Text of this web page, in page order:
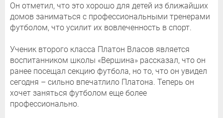
Он отметил, что это хорошо для детей из ближайших
домов заниматься с профессиональными тренерами
футболом, что усилит их вовлеченность в спорт.
Ученик второго класса Платон Власов является
воспитанником школы «Вершина» рассказал, что он
ранее посещал секцию футбола, но то, что он увидел
сегодня – сильно впечатлило Платона. Теперь он
хочет заняться футболом еще более
профессионально.